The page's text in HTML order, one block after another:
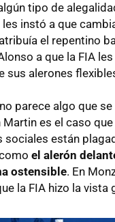
tipo de
les instó a que
el repentino
a que la FIA
sus alerones
parece algo que
es el caso que
sociales están
el alerón
ostensible. En
la FIA hizo la vista